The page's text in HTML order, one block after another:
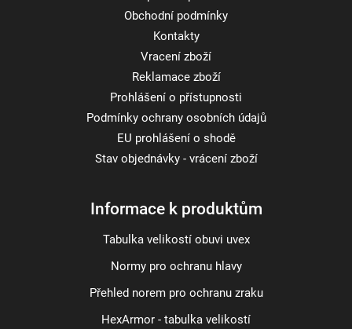
Obchodní podmínky
Kontakty
Vracení zboží
Reklamace zboží
Prohlášení o přístupnosti
Podmínky ochrany osobních údajů
EU prohlášení o shodě
Stav objednávky - vrácení zboží
Informace k produktům
Tabulka velikostí obuvi uvex
Normy pro ochranu hlavy
Přehled norem pro ochranu zraku
HexArmor - tabulka velikostí